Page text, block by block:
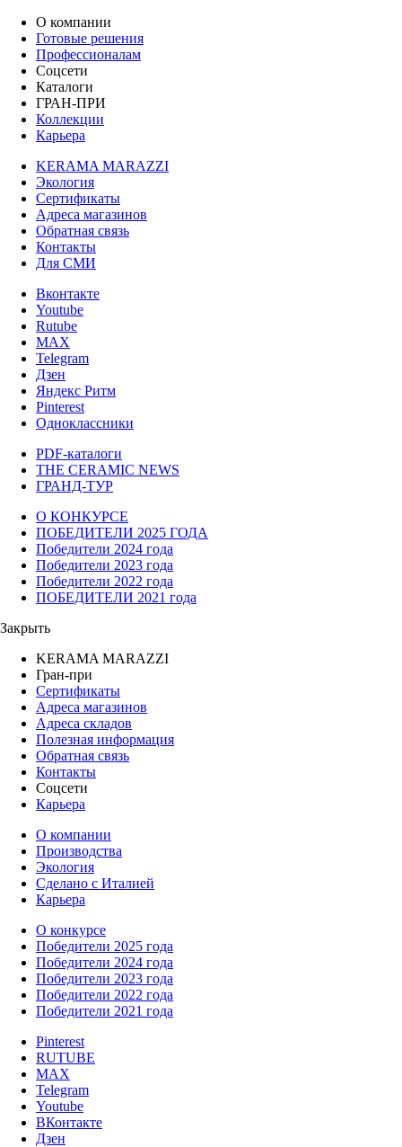
О компании
Готовые решения
Профессионалам
Соцсети
Каталоги
ГРАН-ПРИ
Коллекции
Карьера
KERAMA MARAZZI
Экология
Сертификаты
Адреса магазинов
Обратная связь
Контакты
Для СМИ
Вконтакте
Youtube
Rutube
MAX
Telegram
Дзен
Яндекс Ритм
Pinterest
Одноклассники
PDF-каталоги
THE CERAMIC NEWS
ГРАНД-ТУР
О КОНКУРСЕ
ПОБЕДИТЕЛИ 2025 ГОДА
Победители 2024 года
Победители 2023 года
Победители 2022 года
ПОБЕДИТЕЛИ 2021 года
Закрыть
KERAMA MARAZZI
Гран-при
Сертификаты
Адреса магазинов
Адреса складов
Полезная информация
Обратная связь
Контакты
Соцсети
Карьера
О компании
Производства
Экология
Сделано с Италией
Карьера
О конкурсе
Победители 2025 года
Победители 2024 года
Победители 2023 года
Победители 2022 года
Победители 2021 года
Pinterest
RUTUBE
MAX
Telegram
Youtube
ВКонтакте
Дзен